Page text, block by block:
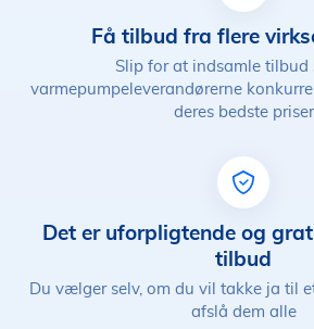
Få tilbud fra flere
Slip for at indsamle tilbud
varmepumpeleverandørerne
deres bedste priser
Det er uforpligtende og
tilbud
Du vælger selv, om du vil takke ja til
afslå dem alle